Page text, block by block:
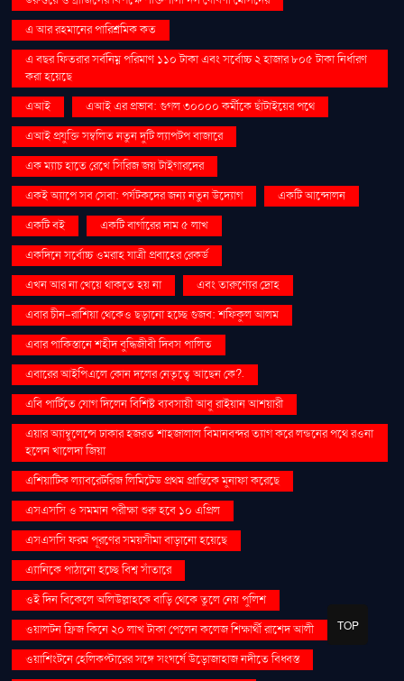
এ আর রহমানের পারিশ্রমিক কত
এ বছর ফিতরার সর্বনিম্ন পরিমাণ ১১০ টাকা এবং সর্বোচ্চ ২ হাজার ৮০৫ টাকা নির্ধারণ
করা হয়েছে
এআই
এআই এর প্রভাব: গুগল ৩০০০০ কর্মীকে ছাঁটাইয়ের পথে
এআই প্রযুক্তি সম্বলিত নতুন দুটি ল্যাপটপ বাজারে
এক ম্যাচ হাতে রেখে সিরিজ জয় টাইগারদের
একই অ্যাপে সব সেবা: পর্যটকদের জন্য নতুন উদ্যোগ
একটি আন্দোলন
একটি বই
একটি বার্গারের দাম ৫ লাখ
একদিনে সর্বোচ্চ ওমরাহ যাত্রী প্রবাহের রেকর্ড
এখন আর না খেয়ে থাকতে হয় না
এবং তারুণ্যের দ্রোহ
এবার চীন-রাশিয়া থেকেও ছড়ানো হচ্ছে গুজব: শফিকুল আলম
এবার পাকিস্তানে শহীদ বুদ্ধিজীবী দিবস পালিত
এবারের আইপিএলে কোন দলের নেতৃত্বে আছেন কে?.
এবি পার্টিতে যোগ দিলেন বিশিষ্ট ব্যবসায়ী আবু রাইয়ান আশয়ারী
এয়ার অ্যাম্বুলেন্সে ঢাকার হজরত শাহজালাল বিমানবন্দর ত্যাগ করে লন্ডনের পথে রওনা
হলেন খালেদা জিয়া
এশিয়াটিক ল্যাবরেটরিজ লিমিটেড প্রথম প্রান্তিকে মুনাফা করেছে
এসএসসি ও সমমান পরীক্ষা শুরু হবে ১০ এপ্রিল
এসএসসি ফরম পূরণের সময়সীমা বাড়ানো হয়েছে
এ্যানিকে পাঠানো হচ্ছে বিশ্ব সাঁতারে
ওই দিন বিকেলে অলিউল্লাহকে বাড়ি থেকে তুলে নেয় পুলিশ
ওয়ালটন ফ্রিজ কিনে ২০ লাখ টাকা পেলেন কলেজ শিক্ষার্থী রাশেদ আলী
ওয়াশিংটনে হেলিকপ্টারের সঙ্গে সংঘর্ষে উড়োজাহাজ নদীতে বিধ্বস্ত
TOP